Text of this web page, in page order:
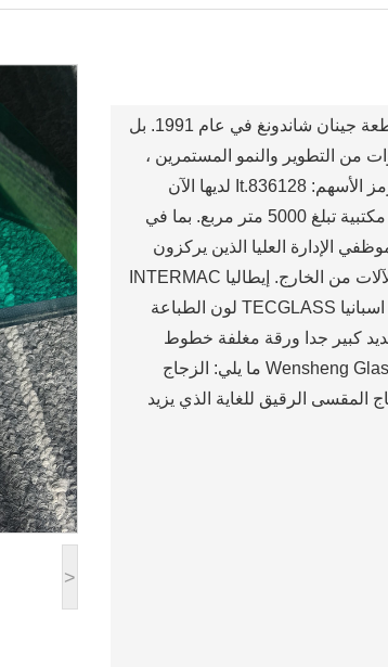
>
شاندونغ Wensheng الزجاج والتكنولوجيا المحدودة تأسست في مقاطعة جينان شاندونغ في عام 1991. بل
من التطوير والنمو المستمرين ،
تم إدراج شركة Wensheng رسميا في سوق OTC في مايو 2016 ، رمز الأسهم: 836128.It لديها الآن
ورشة إنتاج ومعالجة حديثة تبلغ مساحتها 40000 متر مربع ، ومساحة مكتبية تبلغ 5000 متر مربع. بما في
الإدارة العليا الذين يركزون
على صناعة الزجاج. تقدم الشركة العديد من الإنتاج المتقدم الجديد والآلات من الخارج. إيطاليا INTERMAC
التلقائي بالكامل التصنيع باستخدام الحاسب الآلي قطع خط الإنتاج 4 ، اسبانيا TECGLASS لون الطباعة
خط الانتاج الزجاج 1 ، التلقائي خط انتاج الزجاج العازل 5,3 جديد كبير جدا ورقة مغلفة خطوط
الانتاج الزجاج. تشمل المنتجات الحالية التي يمكن معالجتها بواسطة Wensheng Glass ما يلي: الزجاج
المقسى الرقيق للغاية الذي يزيد